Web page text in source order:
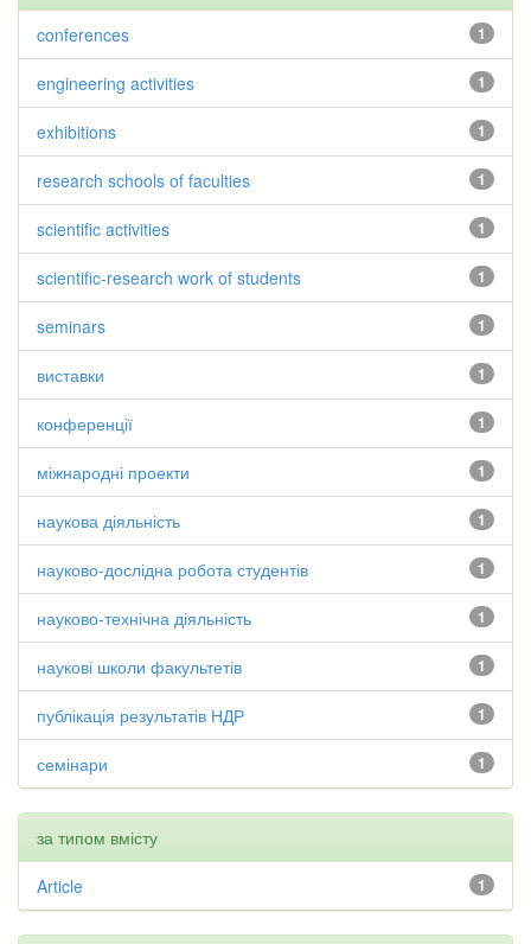
1
conferences
1
engineering activities
1
exhibitions
1
research schools of faculties
1
scientific activities
1
scientific-research work of students
1
seminars
1
виставки
1
конференції
1
міжнародні проекти
1
наукова діяльність
1
науково-дослідна робота студентів
1
науково-технічна діяльність
1
наукові школи факультетів
1
публікація результатів НДР
1
семінари
за типом вмісту
1
Article